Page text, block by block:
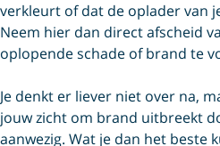
verkleurt of dat de oplader van
Neem hier dan direct afscheid
oplopende schade of brand te
Je denkt er liever niet over na,
jouw zicht om brand uitbreekt
aanwezig. Wat je dan het beste